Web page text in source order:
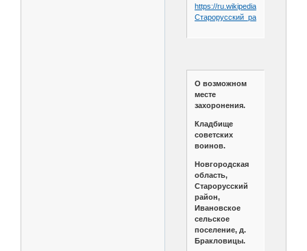
https://ru.wikipedia.org/wiki/
Старорусский_район
О возможном
месте
захоронения.
Кладбище
советских
воинов.
Новгородская
область,
Старорусский
район,
Ивановское
сельское
поселение, д.
Бракловицы.